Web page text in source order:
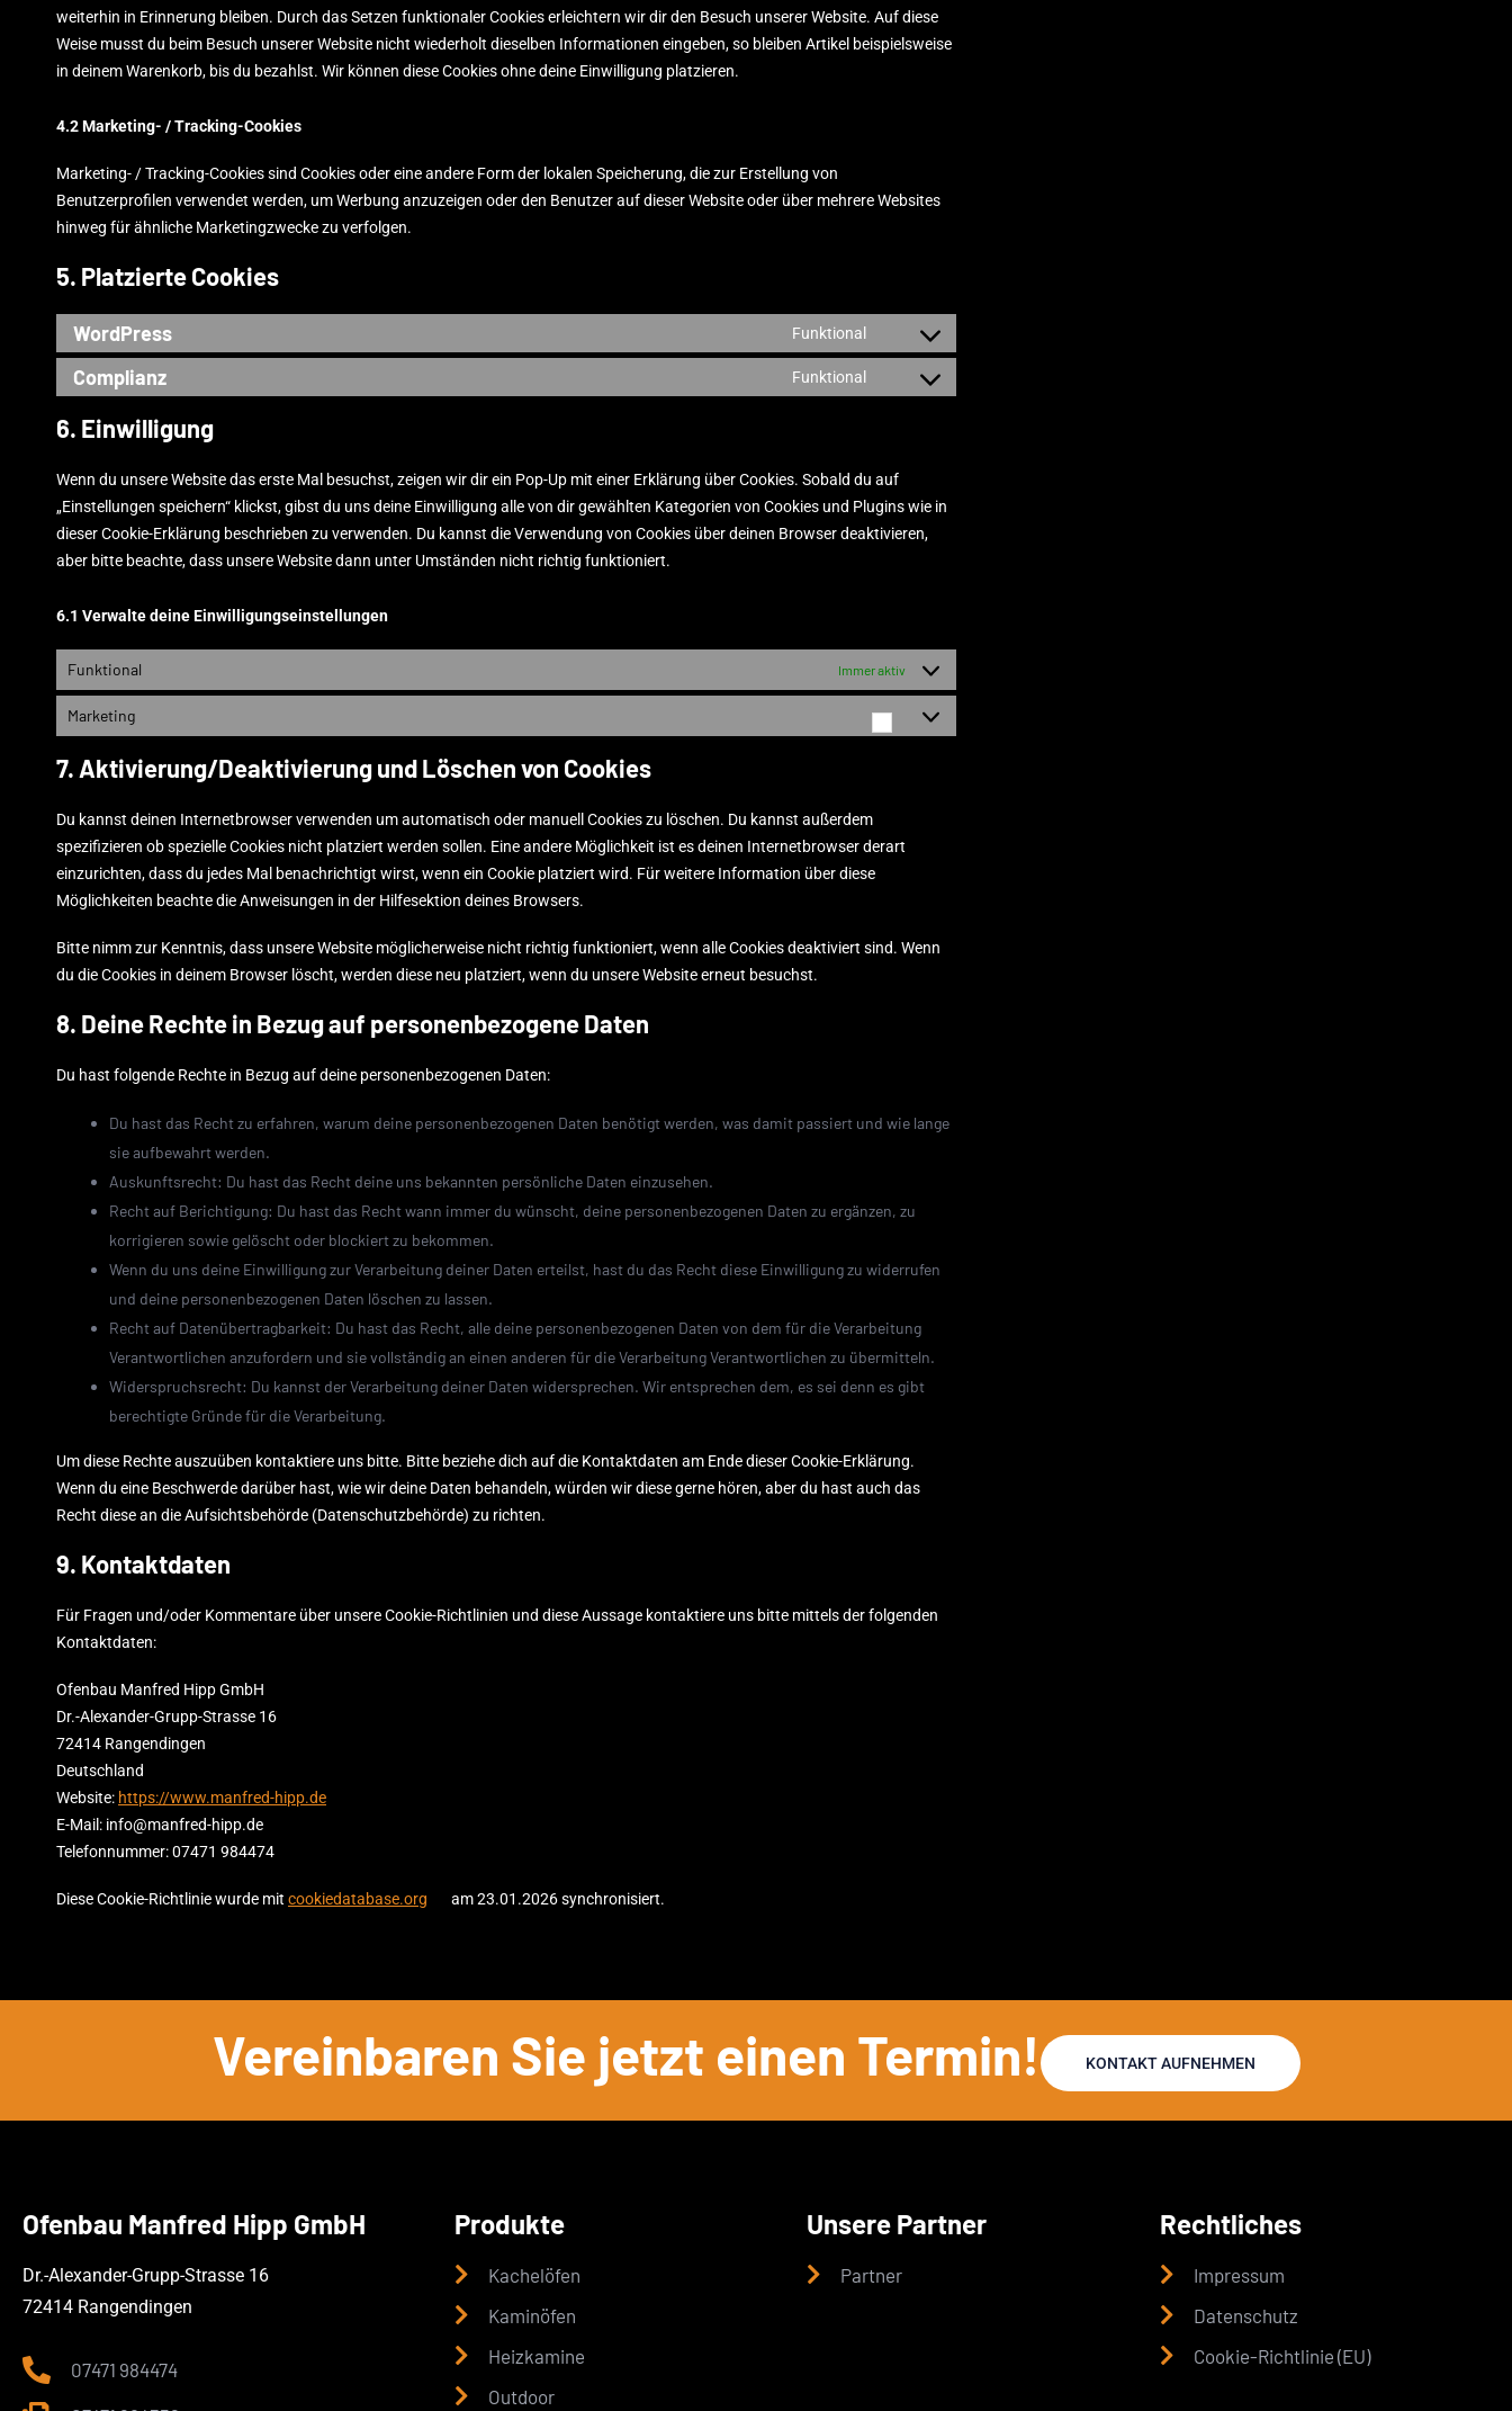
weiterhin in Erinnerung bleiben. Durch das Setzen funktionaler Cookies erleichtern wir dir den Besuch unserer Website. Auf diese
Weise musst du beim Besuch unserer Website nicht wiederholt dieselben Informationen eingeben, so bleiben Artikel beispielsweise
in deinem Warenkorb, bis du bezahlst. Wir können diese Cookies ohne deine Einwilligung platzieren.
4.2 Marketing- / Tracking-Cookies
Marketing- / Tracking-Cookies sind Cookies oder eine andere Form der lokalen Speicherung, die zur Erstellung von
Benutzerprofilen verwendet werden, um Werbung anzuzeigen oder den Benutzer auf dieser Website oder über mehrere Websites
hinweg für ähnliche Marketingzwecke zu verfolgen.
5. Platzierte Cookies
WordPress Funktional
Complianz Funktional
6. Einwilligung
Wenn du unsere Website das erste Mal besuchst, zeigen wir dir ein Pop-Up mit einer Erklärung über Cookies. Sobald du auf
„Einstellungen speichern“ klickst, gibst du uns deine Einwilligung alle von dir gewählten Kategorien von Cookies und Plugins wie in
dieser Cookie-Erklärung beschrieben zu verwenden. Du kannst die Verwendung von Cookies über deinen Browser deaktivieren,
aber bitte beachte, dass unsere Website dann unter Umständen nicht richtig funktioniert.
6.1 Verwalte deine Einwilligungseinstellungen
Funktional Immer aktiv
Marketing
7. Aktivierung/Deaktivierung und Löschen von Cookies
Du kannst deinen Internetbrowser verwenden um automatisch oder manuell Cookies zu löschen. Du kannst außerdem
spezifizieren ob spezielle Cookies nicht platziert werden sollen. Eine andere Möglichkeit ist es deinen Internetbrowser derart
einzurichten, dass du jedes Mal benachrichtigt wirst, wenn ein Cookie platziert wird. Für weitere Information über diese
Möglichkeiten beachte die Anweisungen in der Hilfesektion deines Browsers.
Bitte nimm zur Kenntnis, dass unsere Website möglicherweise nicht richtig funktioniert, wenn alle Cookies deaktiviert sind. Wenn
du die Cookies in deinem Browser löscht, werden diese neu platziert, wenn du unsere Website erneut besuchst.
8. Deine Rechte in Bezug auf personenbezogene Daten
Du hast folgende Rechte in Bezug auf deine personenbezogenen Daten:
Du hast das Recht zu erfahren, warum deine personenbezogenen Daten benötigt werden, was damit passiert und wie lange
sie aufbewahrt werden.
Auskunftsrecht: Du hast das Recht deine uns bekannten persönliche Daten einzusehen.
Recht auf Berichtigung: Du hast das Recht wann immer du wünscht, deine personenbezogenen Daten zu ergänzen, zu
korrigieren sowie gelöscht oder blockiert zu bekommen.
Wenn du uns deine Einwilligung zur Verarbeitung deiner Daten erteilst, hast du das Recht diese Einwilligung zu widerrufen
und deine personenbezogenen Daten löschen zu lassen.
Recht auf Datenübertragbarkeit: Du hast das Recht, alle deine personenbezogenen Daten von dem für die Verarbeitung
Verantwortlichen anzufordern und sie vollständig an einen anderen für die Verarbeitung Verantwortlichen zu übermitteln.
Widerspruchsrecht: Du kannst der Verarbeitung deiner Daten widersprechen. Wir entsprechen dem, es sei denn es gibt
berechtigte Gründe für die Verarbeitung.
Um diese Rechte auszuüben kontaktiere uns bitte. Bitte beziehe dich auf die Kontaktdaten am Ende dieser Cookie-Erklärung.
Wenn du eine Beschwerde darüber hast, wie wir deine Daten behandeln, würden wir diese gerne hören, aber du hast auch das
Recht diese an die Aufsichtsbehörde (Datenschutzbehörde) zu richten.
9. Kontaktdaten
Für Fragen und/oder Kommentare über unsere Cookie-Richtlinien und diese Aussage kontaktiere uns bitte mittels der folgenden
Kontaktdaten:
Ofenbau Manfred Hipp GmbH
Dr.-Alexander-Grupp-Strasse 16
72414 Rangendingen
Deutschland
Website: https://www.manfred-hipp.de
E-Mail: info@manfred-hipp.de
Telefonnummer: 07471 984474
Diese Cookie-Richtlinie wurde mit cookiedatabase.org am 23.01.2026 synchronisiert.
Vereinbaren Sie jetzt einen Termin! KONTAKT AUFNEHMEN
Ofenbau Manfred Hipp GmbH
Dr.-Alexander-Grupp-Strasse 16
72414 Rangendingen
07471 984474
Produkte
Kachelöfen
Kaminöfen
Heizkamine
Outdoor
Unsere Partner
Partner
Rechtliches
Impressum
Datenschutz
Cookie-Richtlinie (EU)